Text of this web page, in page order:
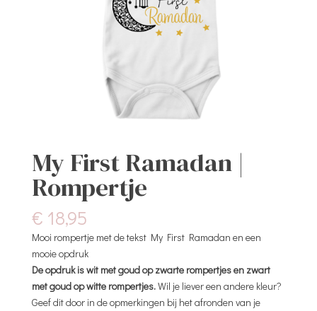
My First Ramadan |
Rompertje
€ 18,95
Mooi rompertje met de tekst My First Ramadan en een
mooie opdruk
De opdruk is wit met goud op zwarte rompertjes en zwart
met goud op witte rompertjes.Wil je liever een andere kleur?
Geef dit door in de opmerkingen bij het afronden van je